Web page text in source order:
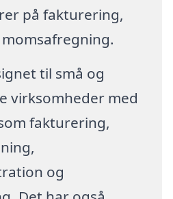
på fakturering,
til små og
virksomheder med
fakturering,
og